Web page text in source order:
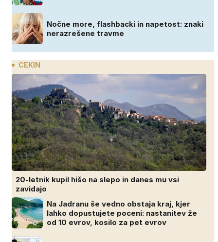
Nočne more, flashbacki in napetost: znaki
nerazrešene travme
CEKIN
20-letnik kupil hišo na slepo in danes mu vsi
zavidajo
Na Jadranu še vedno obstaja kraj, kjer
lahko dopustujete poceni: nastanitev že
od 10 evrov, kosilo za pet evrov